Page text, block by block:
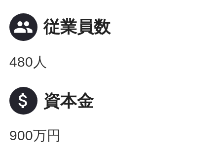
people 従業員数
480人
attach_money 資本金
900万円